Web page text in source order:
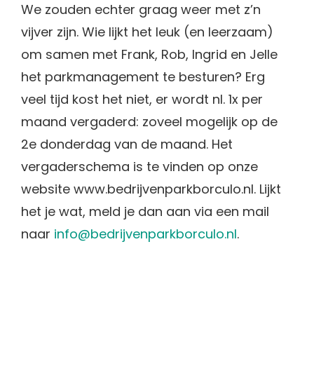
We zouden echter graag weer met z’n
vijver zijn. Wie lijkt het leuk (en leerzaam)
om samen met Frank, Rob, Ingrid en Jelle
het parkmanagement te besturen? Erg
veel tijd kost het niet, er wordt nl. 1x per
maand vergaderd: zoveel mogelijk op de
2e donderdag van de maand. Het
vergaderschema is te vinden op onze
website www.bedrijvenparkborculo.nl. Lijkt
het je wat, meld je dan aan via een mail
naar info@bedrijvenparkborculo.nl.